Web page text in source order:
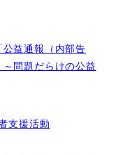
益通報（内部告
問題だらけの公益
支援活動